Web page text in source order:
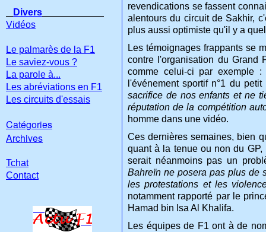
revendications se fassent
alentours du circuit de Sakhir,
plus aussi optimiste qu'il y a
Les témoignages frappants se
contre l'organisation du Grand
comme celui-ci par exemple
l'événement sportif n°1 du
sacrifice de nos enfants et ne
réputation de la compétition
homme dans une vidéo.
Ces dernières semaines, bien
quant à la tenue ou non du
serait néanmoins pas un
Bahreïn ne posera pas plus de
les protestations et les
notamment rapporté par le
Hamad bin Isa Al Khalifa.
Les équipes de F1 ont à de
Divers
Vidéos
Le palmarès de la F1
Le saviez-vous ?
La parole à...
Les abréviations en F1
Les circuits d'essais
Catégories
Archives
Tchat
Contact